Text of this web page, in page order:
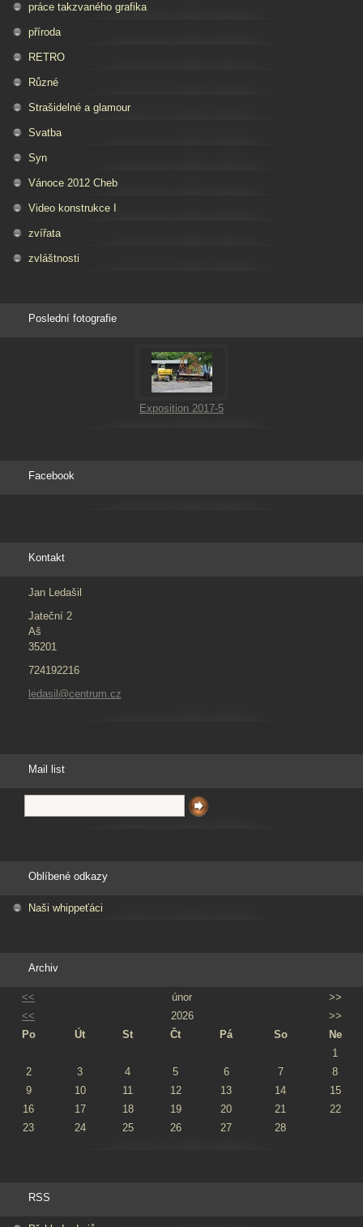
práce takzvaného grafika
příroda
RETRO
Různé
Strašidelné a glamour
Svatba
Syn
Vánoce 2012 Cheb
Video konstrukce I
zvířata
zvláštnosti
Poslední fotografie
Exposition 2017-5
Facebook
Kontakt
Jan Ledašil
Jateční 2
Aš
35201
724192216
ledasil@centrum.cz
Mail list
Oblíbené odkazy
Naši whippeťáci
Archiv
<< únor
>>
<<
2026
>>
Po
Út St Čt Pá So
Ne
1
2
3 4 5 6 7
8
9
10 11 12 13 14
15
16
17 18 19 20 21
22
23
24 25 26 27 28
RSS